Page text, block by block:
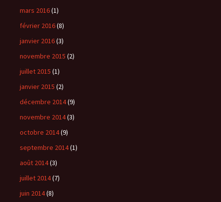
mars 2016(1)
février 2016(8)
janvier 2016(3)
novembre 2015 (2)
juillet 2015 (1)
janvier 2015 (2)
décembre 2014(9)
novembre 2014(3)
octobre 2014(9)
septembre 2014(1)
août 2014(3)
juillet 2014(7)
juin 2014(8)